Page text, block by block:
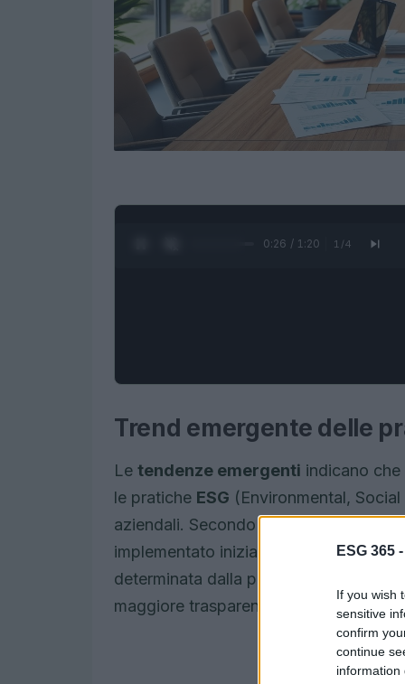
ESG 365 -
If you wish
sensitive
confirm
continue
information
0:27 / 1:20 1 /4
Trend emergente delle
Le tendenze emergenti indicano
le pratiche ESG (Environmental,
aziendali. Secondo un rapporto di
implementato iniziative ESG
determinata dalla pressione degli
maggiore trasparenza e responsabilità